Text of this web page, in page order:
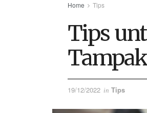
Home Tips
Tips
19/12/2022 in Tips